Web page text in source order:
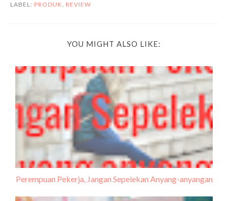
LABEL: PRODUK, REVIEW
YOU MIGHT ALSO LIKE:
Perempuan Pekerja, Jangan Sepelekan Anyang-anyangan